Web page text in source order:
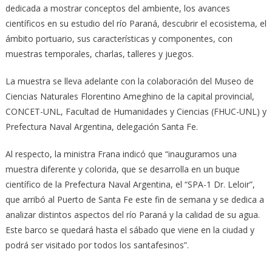
dedicada a mostrar conceptos del ambiente, los avances
científicos en su estudio del río Paraná, descubrir el ecosistema, el
ámbito portuario, sus características y componentes, con
muestras temporales, charlas, talleres y juegos.
La muestra se lleva adelante con la colaboración del Museo de
Ciencias Naturales Florentino Ameghino de la capital provincial,
CONCET-UNL, Facultad de Humanidades y Ciencias (FHUC-UNL) y
Prefectura Naval Argentina, delegación Santa Fe.
Al respecto, la ministra Frana indicó que “inauguramos una
muestra diferente y colorida, que se desarrolla en un buque
científico de la Prefectura Naval Argentina, el “SPA-1 Dr. Leloir”,
que arribó al Puerto de Santa Fe este fin de semana y se dedica a
analizar distintos aspectos del río Paraná y la calidad de su agua.
Este barco se quedará hasta el sábado que viene en la ciudad y
podrá ser visitado por todos los santafesinos”.